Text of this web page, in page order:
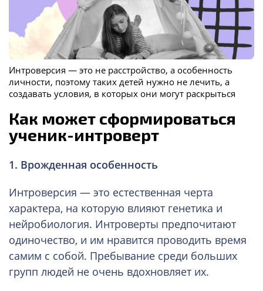
Интроверсия — это не расстройство, а особенность
личности, поэтому таких детей нужно не лечить, а
создавать условия, в которых они могут раскрыться
Как может сформироваться
ученик-интроверт
1. Врожденная особенность
Интроверсия — это естественная черта
характера, на которую влияют генетика и
нейробиология. Интроверты предпочитают
одиночество, и им нравится проводить время
самим с собой. Пребывание среди больших
групп людей не очень вдохновляет их.